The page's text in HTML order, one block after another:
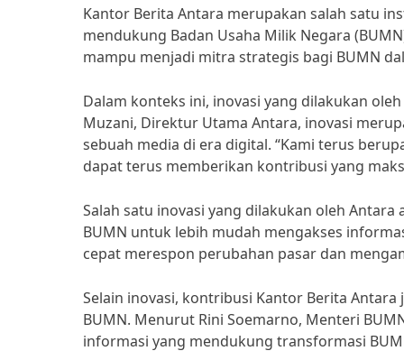
Kantor Berita Antara merupakan salah satu
mendukung Badan Usaha Milik Negara
mampu menjadi mitra strategis bagi BUMN
Dalam konteks ini, inovasi yang dilakukan
Muzani, Direktur Utama Antara, inovasi
sebuah media di era digital. “Kami terus
dapat terus memberikan kontribusi yang
Salah satu inovasi yang dilakukan oleh
BUMN untuk lebih mudah mengakses
cepat merespon perubahan pasar dan
Selain inovasi, kontribusi Kantor Berita
BUMN. Menurut Rini Soemarno, Menteri
informasi yang mendukung transformasi